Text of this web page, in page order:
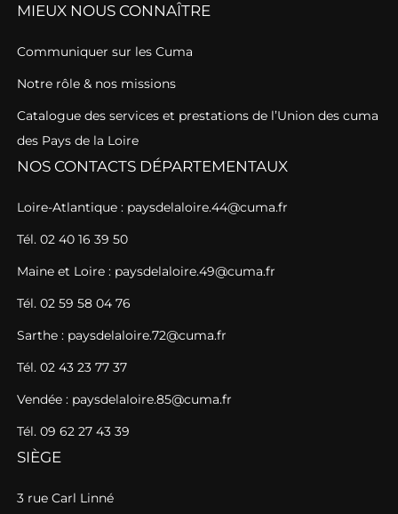
MIEUX NOUS CONNAÎTRE
Communiquer sur les Cuma
Notre rôle & nos missions
Catalogue des services et prestations de l’Union des cuma
des Pays de la Loire
NOS CONTACTS DÉPARTEMENTAUX
Loire-Atlantique : paysdelaloire.44@cuma.fr
Tél. 02 40 16 39 50
Maine et Loire : paysdelaloire.49@cuma.fr
Tél. 02 59 58 04 76
Sarthe : paysdelaloire.72@cuma.fr
Tél. 02 43 23 77 37
Vendée : paysdelaloire.85@cuma.fr
Tél. 09 62 27 43 39
SIÈGE
3 rue Carl Linné